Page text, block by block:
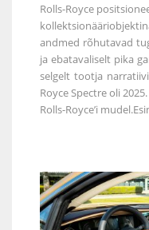
Rolls-Royce
andmed rõhutavad
ja ebatavaliselt pika
selgelt tootja
Royce Spectre oli
Rolls-Royce’i